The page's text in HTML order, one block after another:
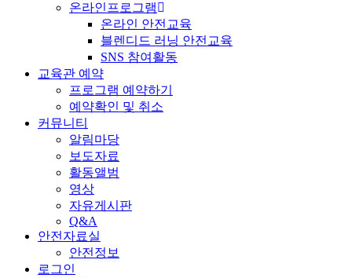
온라인프로그램
온라인 안전교육
블렌디드 러닝 안전교육
SNS 참여활동
교육관 예약
프로그램 예약하기
예약확인 및 취소
커뮤니티
알림마당
보도자료
활동앨범
영상
자유게시판
Q&A
안전자료실
안전정보
로그인